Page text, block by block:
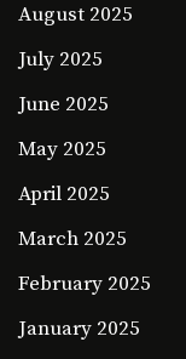
August 2025
July 2025
June 2025
May 2025
April 2025
March 2025
February 2025
January 2025